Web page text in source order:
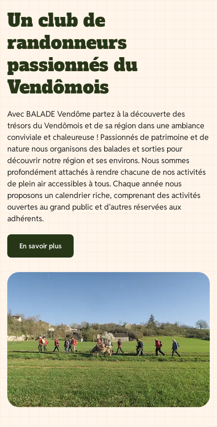
Un club de
randonneurs
passionnés du
Vendômois
Avec BALADE Vendôme partez à la découverte des
trésors du Vendômois et de sa région dans une ambiance
conviviale et chaleureuse ! Passionnés de patrimoine et de
nature nous organisons des balades et sorties pour
découvrir notre région et ses environs. Nous sommes
profondément attachés à rendre chacune de nos activités
de plein air accessibles à tous. Chaque année nous
proposons un calendrier riche, comprenant des activités
ouvertes au grand public et d'autres réservées aux
adhérents.
En savoir plus